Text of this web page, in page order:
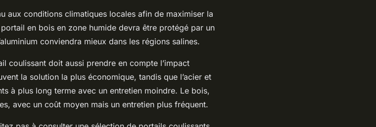
aux conditions climatiques locales afin de maximiser la
en bois en zone humide devra être protégé par un
conviendra mieux dans les régions salines.
coulissant doit aussi prendre en compte l’impact
la solution la plus économique, tandis que l’acier et
à plus long terme avec un entretien moindre. Le bois,
avec un coût moyen mais un entretien plus fréquent.